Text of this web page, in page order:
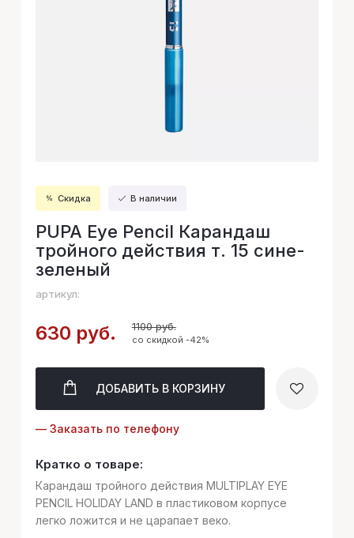
Скидка В наличии
PUPA Eye Pencil Карандаш
тройного действия т. 15 сине-
зеленый
артикул:
630 руб. 1100 руб.
со скидкой -42%
ДОБАВИТЬ В КОРЗИНУ
— Заказать по телефону
Кратко о товаре:
Карандаш тройного действия MULTIPLAY EYE
PENCIL HOLIDAY LAND в пластиковом корпусе
легко ложится и не царапает веко.